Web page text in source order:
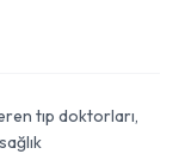
tıp doktorları,